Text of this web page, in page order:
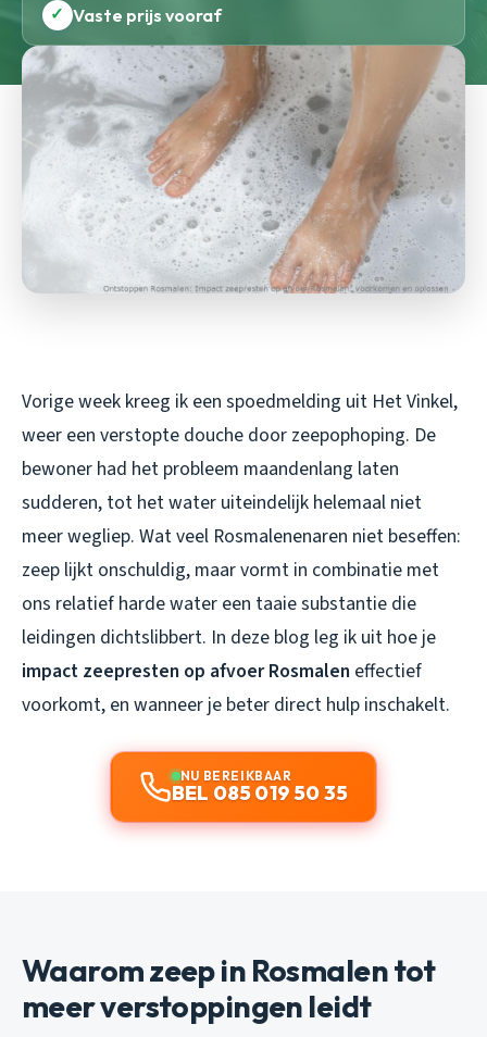
✓ Vaste prijs vooraf
Vorige week kreeg ik een spoedmelding uit Het Vinkel,
weer een verstopte douche door zeepophoping. De
bewoner had het probleem maandenlang laten
sudderen, tot het water uiteindelijk helemaal niet
meer wegliep. Wat veel Rosmalenenaren niet beseffen:
zeep lijkt onschuldig, maar vormt in combinatie met
ons relatief harde water een taaie substantie die
leidingen dichtslibbert. In deze blog leg ik uit hoe je
impact zeepresten op afvoer Rosmalen effectief
voorkomt, en wanneer je beter direct hulp inschakelt.
NU BEREIKBAAR
BEL 085 019 50 35
Waarom zeep in Rosmalen tot
meer verstoppingen leidt